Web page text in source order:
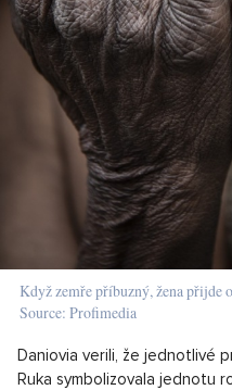
Když zemře příbuzný, žena přijde
Source: Profimedia
Daniovia verili, že jednotlivé
Ruka symbolizovala jednotu